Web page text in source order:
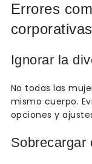
Errores
corporativas
Ignorar la
No todas las
mismo cuerpo.
opciones y
Sobrecargar